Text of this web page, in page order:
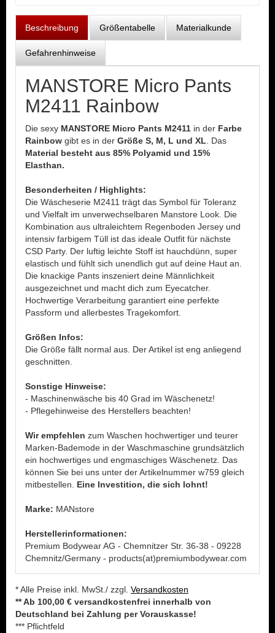
Beschreibung Größentabelle Materialkunde
Gefahrenhinweise
MANSTORE Micro Pants
M2411 Rainbow
Die sexy MANSTORE Micro Pants M2411 in der Farbe
Rainbow gibt es in der Größe S, M, L und XL . Das
Material besteht aus 85% Polyamid und 15%
Elasthan.
Besonderheiten / Highlights:
Die Wäscheserie M2411 trägt das Symbol für Toleranz
und Vielfalt im unverwechselbaren Manstore Look. Die
Kombination aus ultraleichtem Regenboden Jersey und
intensiv farbigem Tüll ist das ideale Outfit für nächste
CSD Party. Der luftig leichte Stoff ist hauchdünn, super
elastisch und fühlt sich unendlich gut auf deine Haut an.
Die knackige Pants inszeniert deine Männlichkeit
ausgezeichnet und macht dich zum Eyecatcher.
Hochwertige Verarbeitung garantiert eine perfekte
Passform und allerbestes Tragekomfort.
Größen Infos:
Die Größe fällt normal aus. Der Artikel ist eng anliegend
geschnitten.
Sonstige Hinweise:
- Maschinenwäsche bis 40 Grad im Wäschenetz!
- Pflegehinweise des Herstellers beachten!
Wir empfehlen zum Waschen hochwertiger und teurer
Marken-Bademode in der Waschmaschine grundsätzlich
ein hochwertiges und engmaschiges Wäschenetz. Das
können Sie bei uns unter der Artikelnummer w759 gleich
mitbestellen. Eine Investition, die sich lohnt!
Marke: MANstore
Herstellerinformationen:
Premium Bodywear AG - Chemnitzer Str. 36-38 - 09228
Chemnitz/Germany - products(at)premiumbodywear.com
* Alle Preise inkl. MwSt./ zzgl. Versandkosten
** Ab 100,00 € versandkostenfrei innerhalb von
Deutschland bei Zahlung per Vorauskasse!
*** Pflichtfeld